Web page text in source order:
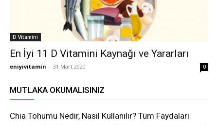
D Vitamini
En İyi 11 D Vitamini Kaynağı ve Yararları
eniyivitamin - 31 Mart 2020 0
MUTLAKA OKUMALISINIZ
Chia Tohumu Nedir, Nasıl Kullanılır? Tüm Faydaları